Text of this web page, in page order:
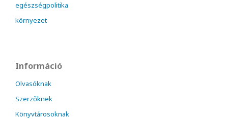
egészségpolitika
környezet
Információ
Olvasóknak
Szerzőknek
Könyvtárosoknak